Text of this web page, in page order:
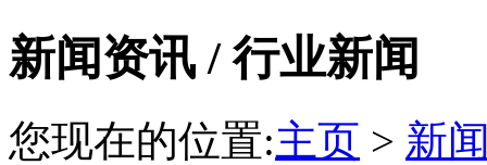
新闻资讯 / 行业新闻
您现在的位置:主页 > 新